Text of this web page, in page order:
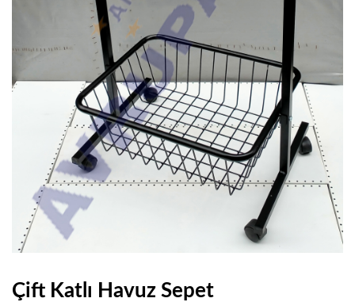
Çift Katlı Havuz Sepet
AKSESUARLAR
MANKEN & PLEXI
REFERANSLAR
ONLINE KATALOG
BASINDA BIZ
KURUMSAL
İLETIŞIM